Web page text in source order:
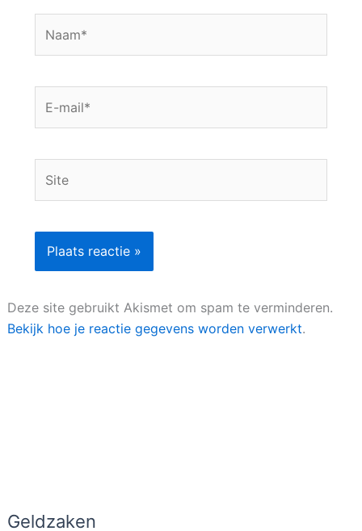
Geldzaken
mail*
Deze site gebruikt Akismet om spam te verminderen.
Bekijk hoe je reactie gegevens worden verwerkt.